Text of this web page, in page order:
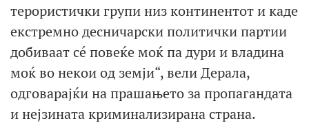
терористички групи низ континентот и каде
екстремно десничарски политички партии
добиваат сé повеќе моќ па дури и владина
моќ во некои од земји“, вели Дерала,
одговарајќи на прашањето за пропагандата
и нејзината криминализирана страна.